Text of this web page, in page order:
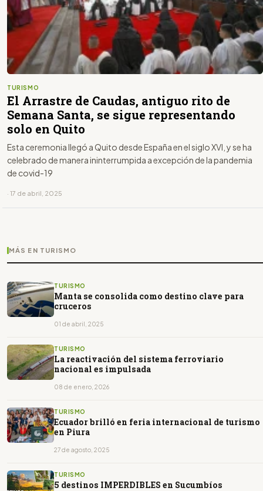
TURISMO
El Arrastre de Caudas, antiguo rito de
Semana Santa, se sigue representando
solo en Quito
Esta ceremonia llegó a Quito desde España en el siglo XVI, y se ha
celebrado de manera ininterrumpida a excepción de la pandemia
de covid-19
· 17 de abril, 2025
MÁS EN TURISMO
TURISMO
Manta se consolida como destino clave para
cruceros
01 de abril, 2025
TURISMO
La reactivación del sistema ferroviario
nacional es impulsada
08 de enero, 2026
TURISMO
Ecuador brilló en feria internacional de turismo
en Piura
27 de agosto, 2025
TURISMO
5 destinos IMPERDIBLES en Sucumbíos